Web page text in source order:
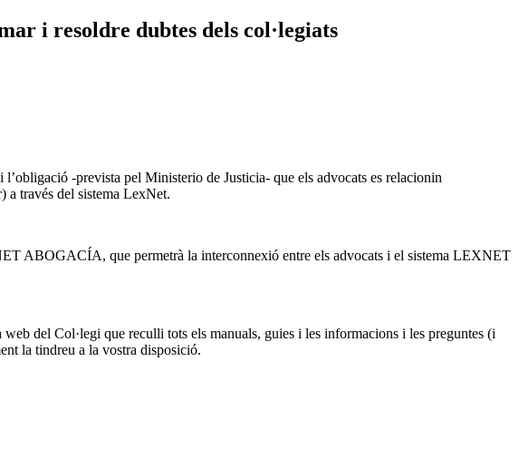
i resoldre dubtes dels col·legiats
l’obligació -prevista pel Ministerio de Justicia- que els advocats es relacionin
a través del sistema LexNet.
ABOGACÍA, que permetrà la interconnexió entre els advocats i el sistema LEXNET
del Col·legi que reculli tots els manuals, guies i les informacions i les preguntes (i
la tindreu a la vostra disposició.